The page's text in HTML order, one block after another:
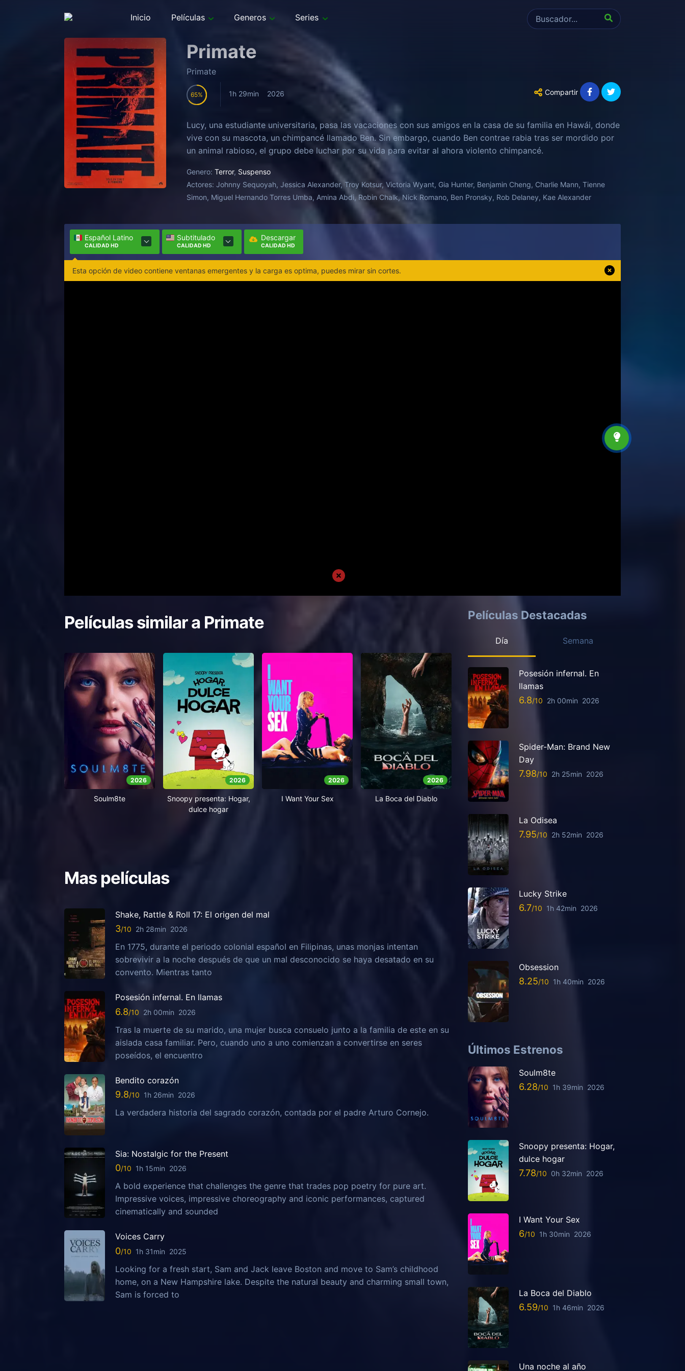
Inicio Películas Generos Series
Primate
Primate
65 1h 29min 2026 Compartir
Lucy, una estudiante universitaria, pasa las vacaciones con sus amigos en la casa de su familia en Hawái, donde
vive con su mascota, un chimpancé llamado Ben. Sin embargo, cuando Ben contrae rabia tras ser mordido por
un animal rabioso, el grupo debe luchar por su vida para evitar al ahora violento chimpancé.
Genero: Terror, Suspenso
Actores: Johnny Sequoyah, Jessica Alexander, Troy Kotsur, Victoria Wyant, Gia Hunter, Benjamin Cheng, Charlie Mann, Tienne
Simon, Miguel Hernando Torres Umba, Amina Abdi, Robin Chalk, Nick Romano, Ben Pronsky, Rob Delaney, Kae Alexander
Español Latino
CALIDAD HD
Subtitulado
CALIDAD HD
Descargar
CALIDAD HD
Esta opción de video contiene ventanas emergentes y la carga es optima, puedes mirar sin cortes.
Películas similar a Primate
2026
Soulm8te
2026
Snoopy presenta: Hogar,
dulce hogar
2026
I Want Your Sex
2026
La Boca del Diablo
Mas películas
Shake, Rattle & Roll 17: El origen del mal
3 2h 28min 2026
En 1775, durante el periodo colonial español en Filipinas, unas monjas intentan
sobrevivir a la noche después de que un mal desconocido se haya desatado en su
convento. Mientras tanto
Posesión infernal. En llamas
6.8 2h 00min 2026
Tras la muerte de su marido, una mujer busca consuelo junto a la familia de este en su
aislada casa familiar. Pero, cuando uno a uno comienzan a convertirse en seres
poseídos, el encuentro
Bendito corazón
9.8 1h 26min 2026
La verdadera historia del sagrado corazón, contada por el padre Arturo Cornejo.
Sia: Nostalgic for the Present
0 1h 15min 2026
A bold experience that challenges the genre that trades pop poetry for pure art.
Impressive voices, impressive choreography and iconic performances, captured
cinematically and sounded
Voices Carry
0 1h 31min 2025
Looking for a fresh start, Sam and Jack leave Boston and move to Sam’s childhood
home, on a New Hampshire lake. Despite the natural beauty and charming small town,
Sam is forced to
Películas Destacadas
Día Semana
Posesión infernal. En
llamas
6.8 2h 00min 2026
Spider-Man: Brand New
Day
7.98 2h 25min 2026
La Odisea
7.95 2h 52min 2026
Lucky Strike
6.7 1h 42min 2026
Obsession
8.25 1h 40min 2026
Últimos Estrenos
Soulm8te
6.28 1h 39min 2026
Snoopy presenta: Hogar,
dulce hogar
7.78 0h 32min 2026
I Want Your Sex
6 1h 30min 2026
La Boca del Diablo
6.59 1h 46min 2026
Una noche al año